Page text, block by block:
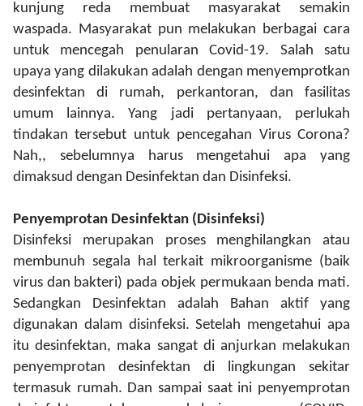
kunjung reda membuat masyarakat semakin
waspada. Masyarakat pun melakukan berbagai cara
untuk mencegah penularan Covid-19. Salah satu
upaya yang dilakukan adalah dengan menyemprotkan
desinfektan di rumah, perkantoran, dan fasilitas
umum lainnya. Yang jadi pertanyaan, perlukah
tindakan tersebut untuk pencegahan Virus Corona?
Nah,, sebelumnya harus mengetahui apa yang
dimaksud dengan Desinfektan dan Disinfeksi.
Penyemprotan Desinfektan (Disinfeksi)
Disinfeksi merupakan proses menghilangkan atau
membunuh segala hal terkait mikroorganisme (baik
virus dan bakteri) pada objek permukaan benda mati.
Sedangkan Desinfektan adalah Bahan aktif yang
digunakan dalam disinfeksi. Setelah mengetahui apa
itu desinfektan, maka sangat di anjurkan melakukan
penyemprotan desinfektan di lingkungan sekitar
termasuk rumah. Dan sampai saat ini penyemprotan